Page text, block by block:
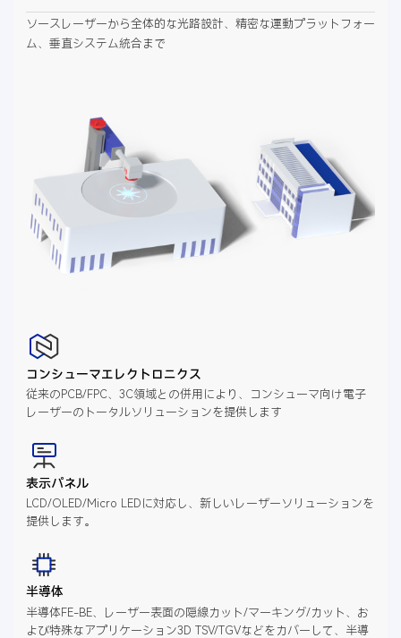
ソースレーザーから全体的な光路設計、精密な運動プラットフォー
ム、垂直システム統合まで
コンシューマエレクトロニクス
従来のPCB/FPC、3C領域との併用により、コンシューマ向け電子
レーザーのトータルソリューションを提供します
表示パネル
LCD/OLED/Micro LEDに対応し、新しいレーザーソリューションを
提供します。
半導体
半導体FE-BE、レーザー表面の隠線カット/マーキング/カット、お
よび特殊なアプリケーション3D TSV/TGVなどをカバーして、半導